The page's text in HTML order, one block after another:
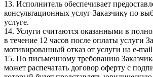
13. Исполнитель обеспечивает
консультационных услуг Заказчику по
услуге.
14. Услуги считаются оказанными в
в течение 12 часов после оплаты услуги
мотивированный отказ от услуги на e-
15. По письменному требованию
может распечатать договор оферту с